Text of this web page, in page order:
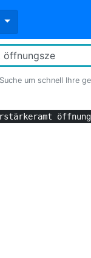
um schnell Ihre